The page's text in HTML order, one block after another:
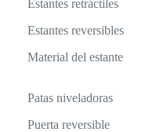
Estantes retráctiles
Estantes reversibles
Material del estante
Patas niveladoras
Puerta reversible